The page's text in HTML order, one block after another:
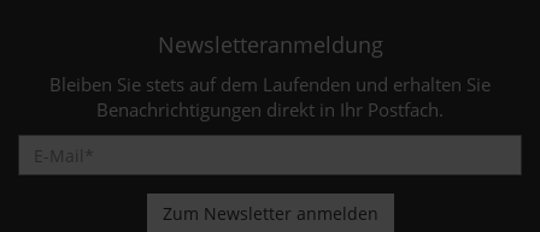
Newsletteranmeldung
Bleiben Sie stets auf dem Laufenden und erhalten Sie
Benachrichtigungen direkt in Ihr Postfach.